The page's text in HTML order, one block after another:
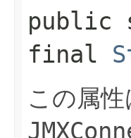
public
final
この属